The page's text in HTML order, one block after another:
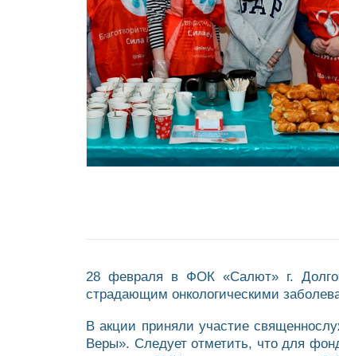
28 февраля в ФОК «Салют» г.
страдающим онкологическими
В акции приняли участие
Веры». Следует отметить, что для